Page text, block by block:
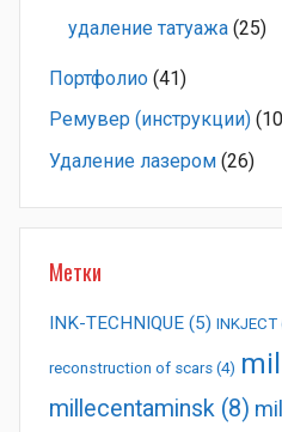
удаление татуажа (25)
Портфолио (41)
Ремувер (инструкции)
Удаление лазером (26)
Метки
INK-TECHNIQUE (5) INKJECT
reconstruction of scars (4)
millecentaminsk (8)